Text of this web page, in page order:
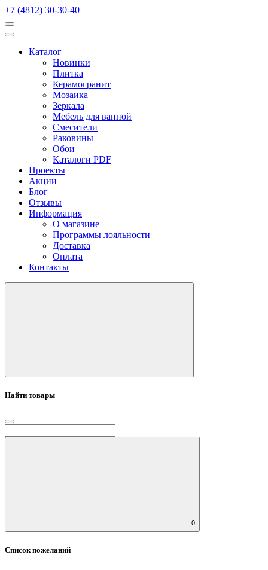
+7 (4812) 30-30-40
Каталог
Новинки
Плитка
Керамогранит
Мозаика
Зеркала
Мебель для ванной
Смесители
Раковины
Обои
Каталоги PDF
Проекты
Акции
Блог
Отзывы
Информация
О магазине
Программы лояльности
Доставка
Оплата
Контакты
Найти товары
0
Список пожеланий